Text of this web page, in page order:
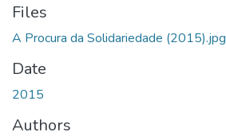
Files
A Procura da Solidariedade (2015).jpg
Date
2015
Authors